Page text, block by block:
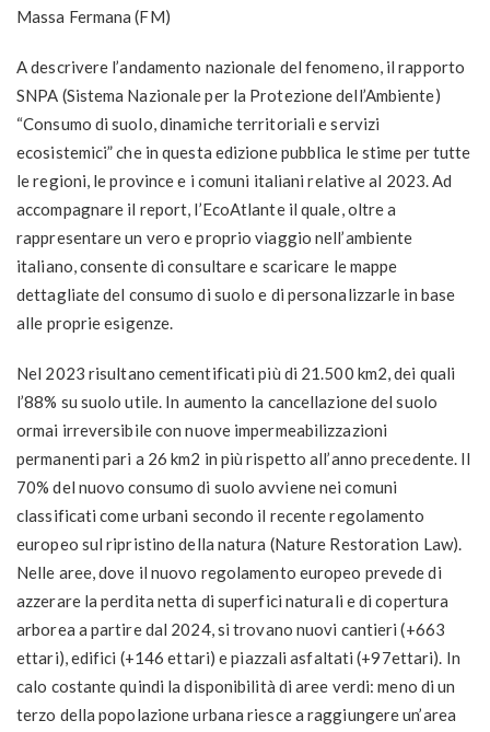
Massa Fermana (FM)
A descrivere l’andamento nazionale del fenomeno, il rapporto
SNPA (Sistema Nazionale per la Protezione dell’Ambiente)
“Consumo di suolo, dinamiche territoriali e servizi
ecosistemici” che in questa edizione pubblica le stime per tutte
le regioni, le province e i comuni italiani relative al 2023. Ad
accompagnare il report, l’EcoAtlante il quale, oltre a
rappresentare un vero e proprio viaggio nell’ambiente
italiano, consente di consultare e scaricare le mappe
dettagliate del consumo di suolo e di personalizzarle in base
alle proprie esigenze.
Nel 2023 risultano cementificati più di 21.500 km2, dei quali
l’88% su suolo utile. In aumento la cancellazione del suolo
ormai irreversibile con nuove impermeabilizzazioni
permanenti pari a 26 km2 in più rispetto all’anno precedente. Il
70% del nuovo consumo di suolo avviene nei comuni
classificati come urbani secondo il recente regolamento
europeo sul ripristino della natura (Nature Restoration Law).
Nelle aree, dove il nuovo regolamento europeo prevede di
azzerare la perdita netta di superfici naturali e di copertura
arborea a partire dal 2024, si trovano nuovi cantieri (+663
ettari), edifici (+146 ettari) e piazzali asfaltati (+97ettari). In
calo costante quindi la disponibilità di aree verdi:meno di un
terzo della popolazione urbana riesce a raggiungere un’area